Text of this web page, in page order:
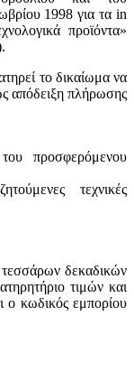
1998 για τα in
προϊόντα»
το δικαίωμα να
απόδειξη πλήρωσης
προσφερόμενου
τεχνικές
δεκαδικών
τιμών και
ο κωδικός εμπορίου